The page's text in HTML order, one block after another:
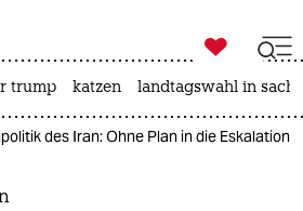
taz zahl ich
zahl ich

taz zahl ich
trump katzen landtagswahl in
des Iran: Ohne Plan in die Eskalation